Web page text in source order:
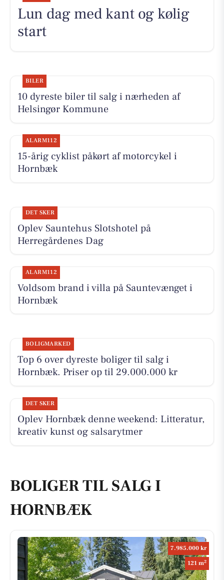
Lun dag med kant og kølig
start
BILER
10 dyreste biler til salg i nærheden af
Helsingør Kommune
ALARM112
15-årig cyklist påkørt af motorcykel i
Hornbæk
DET SKER
Oplev Sauntehus Slotshotel på
Herregårdenes Dag
ALARM112
Voldsom brand i villa på Sauntevænget i
Hornbæk
BOLIGMARKED
Top 6 over dyreste boliger til salg i
Hornbæk. Priser op til 29.000.000 kr
DET SKER
Oplev Hornbæk denne weekend: Litteratur,
kreativ kunst og salsarytmer
BOLIGER TIL SALG I
HORNBÆK
7.985.000 kr
121 m2